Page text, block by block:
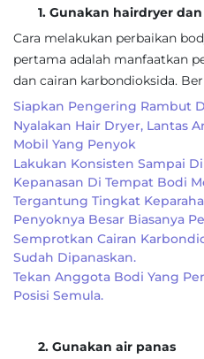
1. Gunakan hairdryer dan
Cara melakukan perbaikan
pertama adalah manfaatkan
dan cairan karbondioksida.
Siapkan Pengering Rambut
Nyalakan Hair Dryer, Lantas
Mobil Yang Penyok
Lakukan Konsisten Sampai
Kepanasan Di Tempat Bodi
Tergantung Tingkat
Penyoknya Besar Biasanya
Semprotkan Cairan
Sudah Dipanaskan.
Tekan Anggota Bodi Yang
Posisi Semula.
2. Gunakan air panas